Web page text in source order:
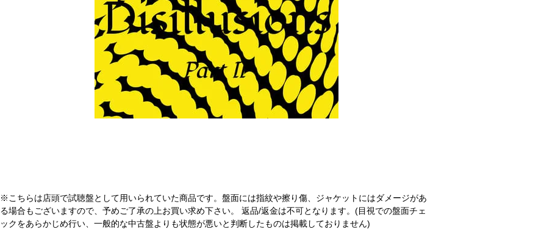
※こちらは店頭で試聴盤として用いられていた商品です。盤面には指紋や擦り傷、ジャケットにはダメージがあ
る場合もございますので、予めご了承の上お買い求め下さい。 返品/返金は不可となります。(目視での盤面チェ
ックをあらかじめ行い、一般的な中古盤よりも状態が悪いと判断したものは掲載しておりません)